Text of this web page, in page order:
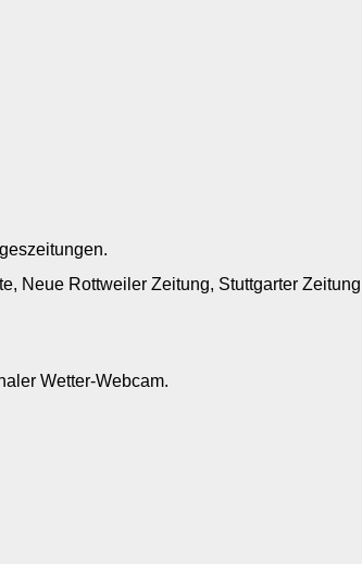
Neue Rottweiler Zeitung, Stuttgarter Zeitung
Wetter-Webcam.